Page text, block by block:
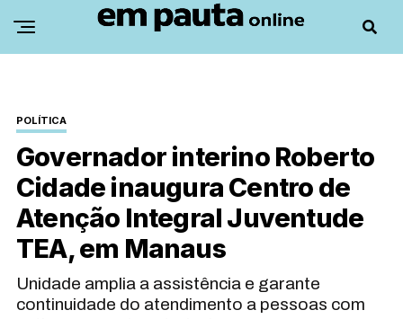
POLÍTICA
Governador interino Roberto
Cidade inaugura Centro de
Atenção Integral Juventude
TEA, em Manaus
Unidade amplia a assistência e garante
continuidade do atendimento a pessoas com